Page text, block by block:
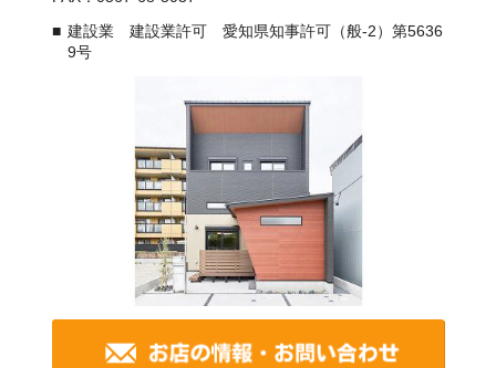
建設業 建設業許可 愛知県知事許可（般-2）第5636
9号